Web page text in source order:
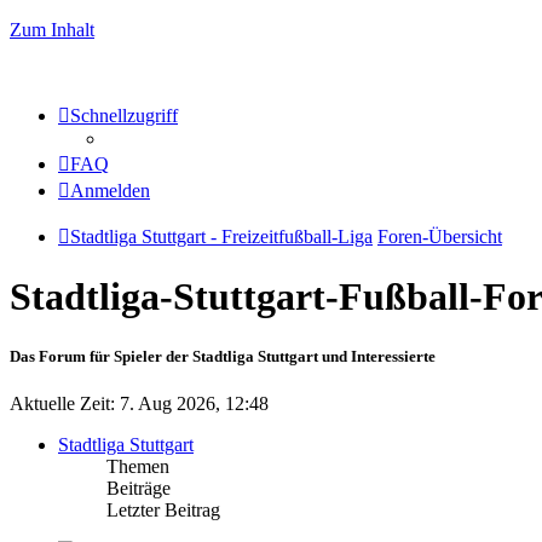
Zum Inhalt
Schnellzugriff
FAQ
Anmelden
Stadtliga Stuttgart - Freizeitfußball-Liga Foren-Übersicht
Stadtliga-Stuttgart-Fußball-
Das Forum für Spieler der Stadtliga Stuttgart und Interessierte
Aktuelle Zeit: 7. Aug 2026, 12:48
Stadtliga Stuttgart
Themen
Beiträge
Letzter Beitrag